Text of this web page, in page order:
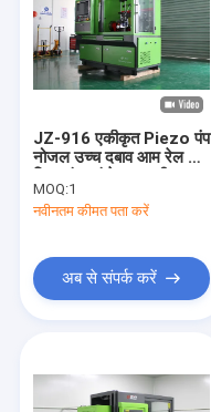
JZ-916 एकीकृत Piezo पंप
नोजल उच्च दबाव आम रेल 4
परीक्षण बेंच
MOQ:1
नवीनतम कीमत पता करें
अब से संपर्क करें